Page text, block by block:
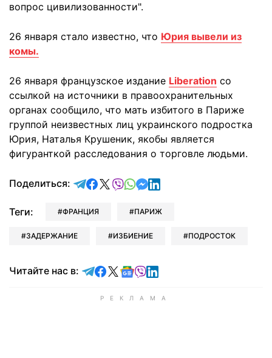
вопрос цивилизованности".
26 января стало известно, что Юрия вывели из
комы.
26 января французское издание Liberation со
ссылкой на источники в правоохранительных
органах сообщило, что мать избитого в Париже
группой неизвестных лиц украинского подростка
Юрия, Наталья Крушеник, якобы является
фигуранткой расследования о торговле людьми.
Поделиться: отправить в Telegram
поделиться в Facebook
поделиться в X
отправить в Viber
отправить в Whatsapp
отправить в Messenger
отправить в LinkedIn
Теги: ФРАНЦИЯ ПАРИЖ
ЗАДЕРЖАНИЕ ИЗБИЕНИЕ ПОДРОСТОК
Читайте нас в: Читайте в Telegram
Читайте в Facebook
Читайте в X
Читайте в Google news
Читайте в Viber
Читайте в LinkedIn